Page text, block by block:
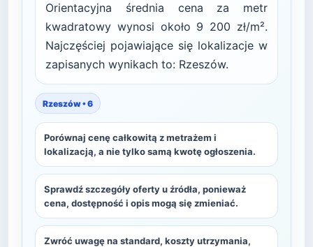
Orientacyjna średnia cena za metr
kwadratowy wynosi około 9 200 zł/m².
Najczęściej pojawiające się lokalizacje w
zapisanych wynikach to: Rzeszów.
Rzeszów • 6
Porównaj cenę całkowitą z metrażem i
lokalizacją, a nie tylko samą kwotę ogłoszenia.
Sprawdź szczegóły oferty u źródła, ponieważ
cena, dostępność i opis mogą się zmieniać.
Zwróć uwagę na standard, koszty utrzymania,